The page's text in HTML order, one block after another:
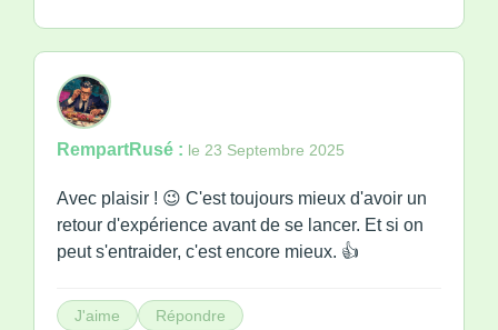
RempartRusé : le 23 Septembre 2025
Avec plaisir ! 😉 C'est toujours mieux d'avoir un
retour d'expérience avant de se lancer. Et si on
peut s'entraider, c'est encore mieux. 👍
J'aime Répondre